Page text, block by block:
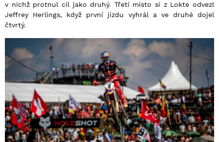
v nichž protnul cíl jako druhý. Třetí místo si z Lokte odvezl
Jeffrey Herlings, když první jízdu vyhrál a ve druhé dojel
čtvrtý.